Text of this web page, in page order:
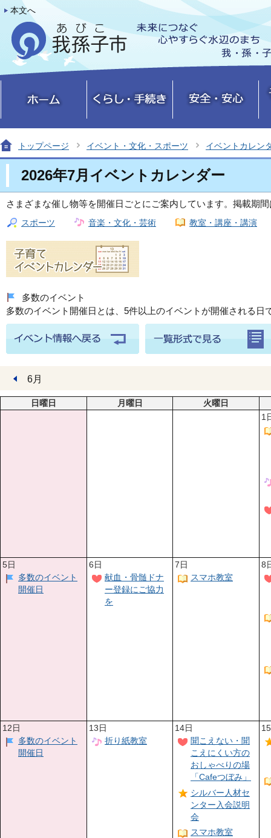
本文へ
トップページ イベント・文化・スポーツ イベントカレン
2026年7月イベントカレンダー
さまざまな催し物等を開催日ごとにご案内しています。掲載期
スポーツ 音楽・文化・芸術 教室・講座・講演
多数のイベント
多数のイベント開催日とは、5件以上のイベントが開催される日
6月
日曜日 月曜日
火曜日
1
5日
多数のイベント
開催日
6日
献血・骨髄ドナ
ー登録にご協力
を
7日
スマホ教室
8
12日
多数のイベント
開催日
13日
折り紙教室
14日
聞こえない・聞
こえにくい方の
おしゃべりの場
「Cafeつぼみ」
シルバー人材セ
ンター入会説明
会
スマホ教室